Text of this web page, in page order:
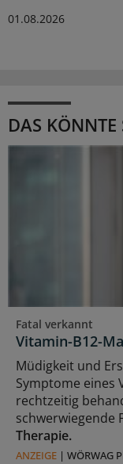
01.08.2026
DAS KÖNNTE
Fatal verkannt
Vitamin-B12-
Müdigkeit und
Symptome eines
rechtzeitig
schwerwiegende
Therapie.
ANZEIGE | WÖRWAG